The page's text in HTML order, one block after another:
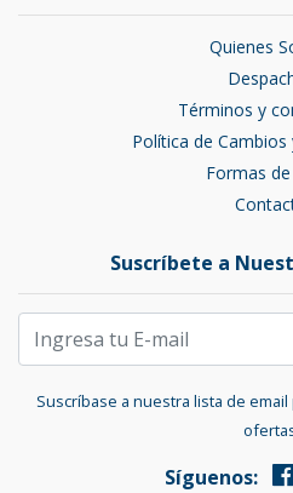
Quienes
Términos y
Política de
Formas
Suscríbete a
Suscríbase a nuestra lista de
Síguenos: